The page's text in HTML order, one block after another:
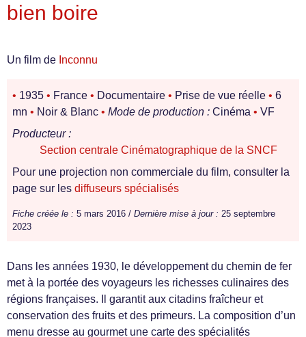
bien boire
Un film de Inconnu
• 1935 • France • Documentaire • Prise de vue réelle • 6
mn • Noir & Blanc • Mode de production : Cinéma • VF
Producteur :
Section centrale Cinématographique de la SNCF
Pour une projection non commerciale du film, consulter la
page sur les diffuseurs spécialisés
Fiche créée le : 5 mars 2016 / Dernière mise à jour : 25 septembre
2023
Dans les années 1930, le développement du chemin de fer
met à la portée des voyageurs les richesses culinaires des
régions françaises. Il garantit aux citadins fraîcheur et
conservation des fruits et des primeurs. La composition d’un
menu dresse au gourmet une carte des spécialités